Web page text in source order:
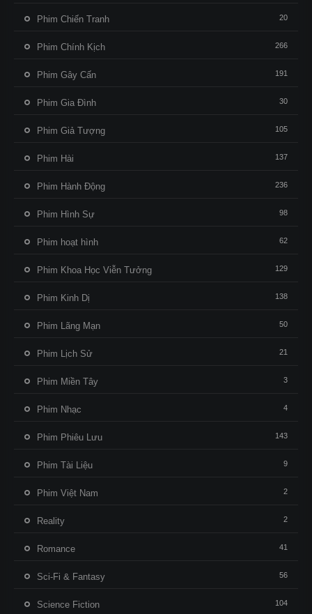
Phim Chiến Tranh 20
Phim Chính Kịch 266
Phim Gây Cấn 191
Phim Gia Đình 30
Phim Giả Tượng 105
Phim Hài 137
Phim Hành Động 236
Phim Hình Sự 98
Phim hoạt hình 62
Phim Khoa Học Viễn Tưởng 129
Phim Kinh Dị 138
Phim Lãng Mạn 50
Phim Lịch Sử 21
Phim Miền Tây 3
Phim Nhạc 4
Phim Phiêu Lưu 143
Phim Tài Liệu 9
Phim Việt Nam 2
Reality 2
Romance 41
Sci-Fi & Fantasy 56
Science Fiction 104